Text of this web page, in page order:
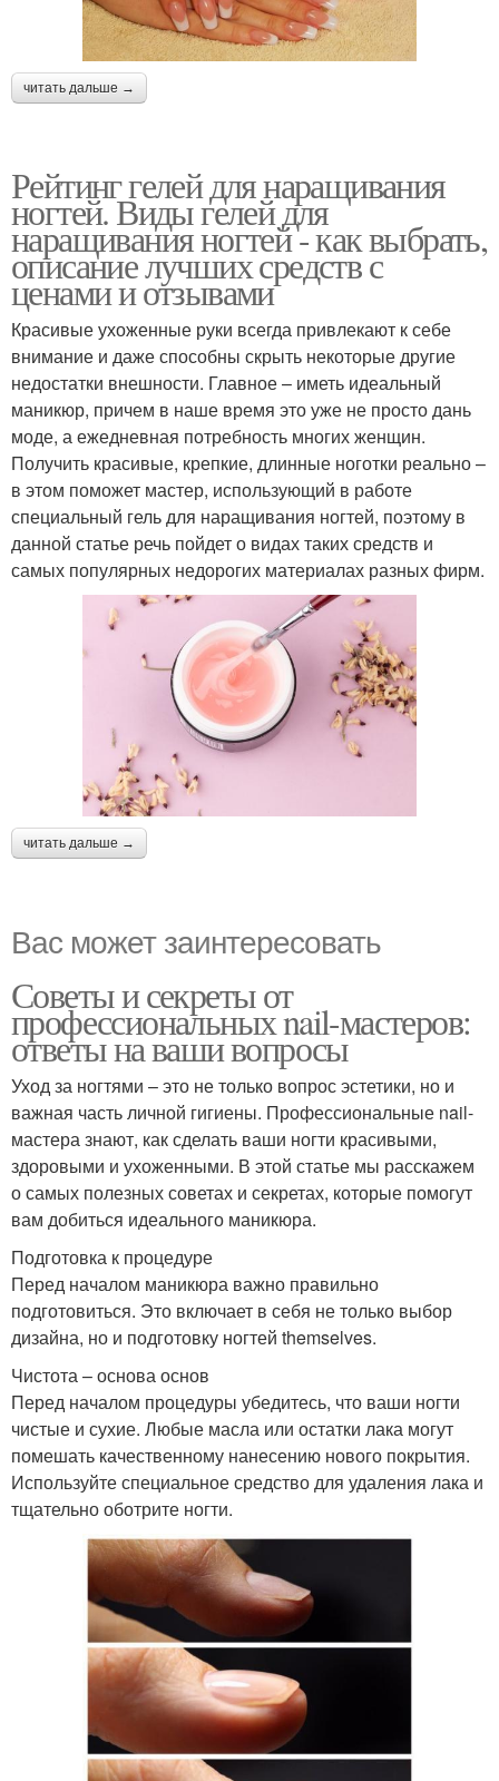
читать дальше →
Рейтинг гелей для наращивания
ногтей. Виды гелей для
наращивания ногтей - как выбрать,
описание лучших средств с
ценами и отзывами
Красивые ухоженные руки всегда привлекают к себе
внимание и даже способны скрыть некоторые другие
недостатки внешности. Главное – иметь идеальный
маникюр, причем в наше время это уже не просто дань
моде, а ежедневная потребность многих женщин.
Получить красивые, крепкие, длинные ноготки реально –
в этом поможет мастер, использующий в работе
специальный гель для наращивания ногтей, поэтому в
данной статье речь пойдет о видах таких средств и
самых популярных недорогих материалах разных фирм.
читать дальше →
Вас может заинтересовать
Советы и секреты от
профессиональных nail-мастеров:
ответы на ваши вопросы
Уход за ногтями – это не только вопрос эстетики, но и
важная часть личной гигиены. Профессиональные nail-
мастера знают, как сделать ваши ногти красивыми,
здоровыми и ухоженными. В этой статье мы расскажем
о самых полезных советах и секретах, которые помогут
вам добиться идеального маникюра.
Подготовка к процедуре
Перед началом маникюра важно правильно
подготовиться. Это включает в себя не только выбор
дизайна, но и подготовку ногтей themselves.
Чистота – основа основ
Перед началом процедуры убедитесь, что ваши ногти
чистые и сухие. Любые масла или остатки лака могут
помешать качественному нанесению нового покрытия.
Используйте специальное средство для удаления лака и
тщательно оботрите ногти.